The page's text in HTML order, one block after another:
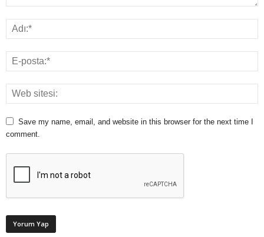
Save my name, email, and website in this browser for the next time I
comment.